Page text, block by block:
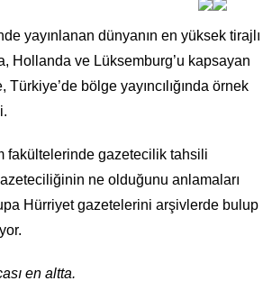
yayınlanan dünyanın en yüksek tirajlı
Hollanda ve Lüksemburg’u kapsayan
bölge yayıncılığında örnek
fakültelerinde gazetecilik tahsili
ne olduğunu anlamaları
Hürriyet gazetelerini arşivlerde bulup
en altta.